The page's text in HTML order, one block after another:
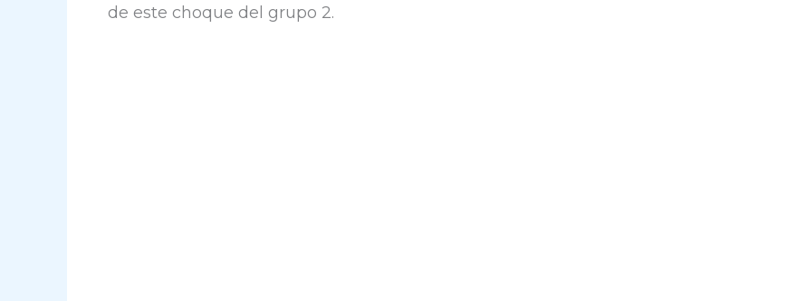
de este choque del grupo 2.